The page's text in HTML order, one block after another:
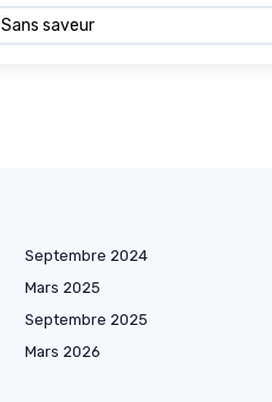
Sans saveur
Septembre 2024
Mars 2025
Septembre 2025
Mars 2026